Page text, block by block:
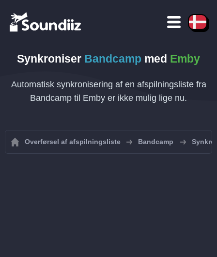
Synkroniser Bandcamp med Emby
Automatisk synkronisering af en afspilningsliste fra
Bandcamp til Emby er ikke mulig lige nu.
Overførsel af afspilningsliste Bandcamp